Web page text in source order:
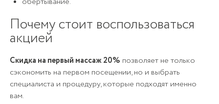
Почему стоит воспользоваться
акцией
Скидка на первый массаж 20% позволяет не только
сэкономить на первом посещении, но и выбрать
специалиста и процедуру, которые подходят именно
вам.
Криосауна (разовое посещение)1 100₽
10